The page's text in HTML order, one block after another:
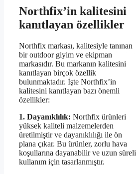
Northfix’in kalitesini
kanıtlayan özellikler
Northfix markası, kalitesiyle tanınan
bir outdoor giyim ve ekipman
markasıdır. Bu markanın kalitesini
kanıtlayan birçok özellik
bulunmaktadır. İşte Northfix’in
kalitesini kanıtlayan bazı önemli
özellikler:
1. Dayanıklılık: Northfix ürünleri
yüksek kaliteli malzemelerden
üretilmiştir ve dayanıklılığı ile ön
plana çıkar. Bu ürünler, zorlu hava
koşullarına dayanabilir ve uzun süreli
kullanım için tasarlanmıştır.